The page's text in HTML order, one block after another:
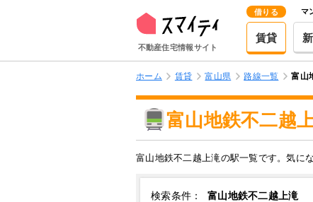
不動産住宅情報サイト
借りる
賃貸
マ
ホーム 賃貸 富山県 路線一覧 富山
富山地鉄不二越
富山地鉄不二越上滝の駅一覧です。気に
検索条件： 富山地鉄不二越上滝